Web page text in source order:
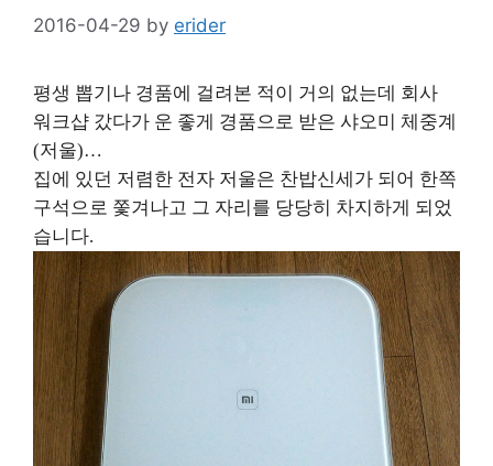
2016-04-29 by erider
평생 뽑기나 경품에 걸려본 적이 거의 없는데 회사
워크샵 갔다가 운 좋게 경품으로 받은 샤오미 체중계
(저울)…
집에 있던 저렴한 전자 저울은 찬밥신세가 되어 한쪽
구석으로 쫓겨나고 그 자리를 당당히 차지하게 되었
습니다.